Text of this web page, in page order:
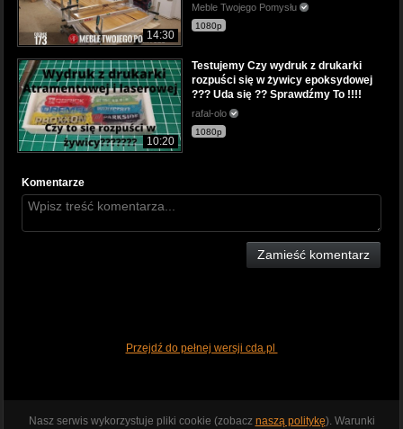
14:30
Meble Twojego Pomysłu
1080p
10:20
Testujemy Czy wydruk z drukarki
rozpuści się w żywicy epoksydowej
??? Uda się ?? Sprawdźmy To !!!!
rafal-olo
1080p
Komentarze
Zamieść komentarz
Przejdź do pełnej wersji cda.pl
Nasz serwis wykorzystuje pliki cookie (zobacz naszą politykę). Warunki